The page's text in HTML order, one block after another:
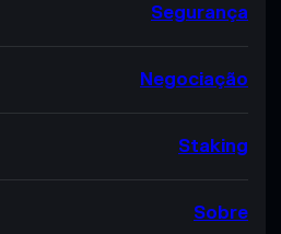
Segurança
Negociação
Staking
Sobre